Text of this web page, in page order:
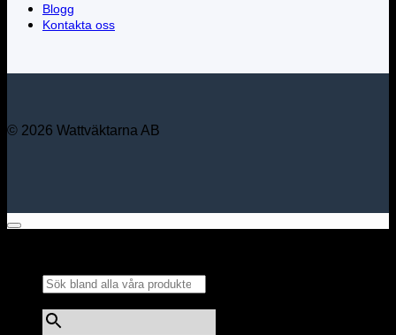
Blogg
Kontakta oss
© 2026 Wattväktarna AB